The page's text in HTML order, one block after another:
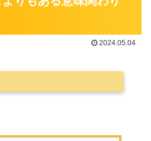
2024.05.04